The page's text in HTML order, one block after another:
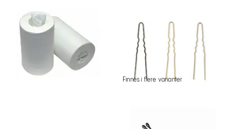
Finnes i flere varianter